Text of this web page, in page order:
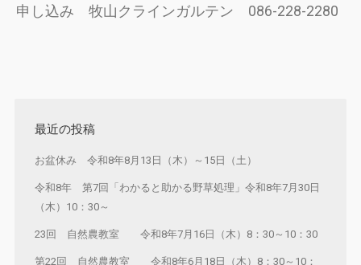
申し込み 牧山クラインガルテン 086-228-2280
最近の投稿
お盆休み 令和8年8月13日（木）～15日（土）
令和8年 第7回「わかると助かる野草処理」令和8年7月30日
（木）10：30～
23回 自然農教室 令和8年7月16日（木）8：30～10：30
第22回 自然農教室 令和8年6月18日（木）8：30～10：